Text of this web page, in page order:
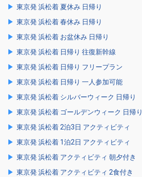
東京発 浜松着 夏休み 日帰り
東京発 浜松着 春休み 日帰り
東京発 浜松着 お盆休み 日帰り
東京発 浜松着 日帰り 往復新幹線
東京発 浜松着 日帰り フリープラン
東京発 浜松着 日帰り 一人参加可能
東京発 浜松着 シルバーウィーク 日帰り
東京発 浜松着 ゴールデンウィーク 日帰り
東京発 浜松着 2泊3日 アクティビティ
東京発 浜松着 1泊2日 アクティビティ
東京発 浜松着 アクティビティ 朝夕付き
東京発 浜松着 アクティビティ 2食付き